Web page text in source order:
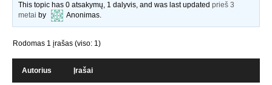
This topic has 0 atsakymų, 1 dalyvis, and was last updatedprieš 3
metai by Anonimas.
Rodomas 1 įrašas (viso: 1)
Autorius Įrašai